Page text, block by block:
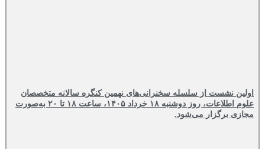
اولین نشست از سلسله سخنرانی‌های نهمین کنگره سالانه متخصصان
علوم اطلاعات، روز دوشنبه ۱۸ خرداد ۱۴۰۵، ساعت ۱۸ تا ۲۰ به‌صورت
مجازی برگزار می‌شود.